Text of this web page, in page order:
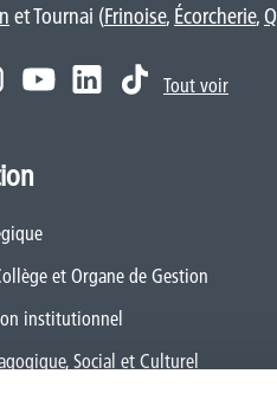
et Tournai (Frinoise, Écorcherie,
Tout voir
et Organe de Gestion
institutionnel
Social et Culturel